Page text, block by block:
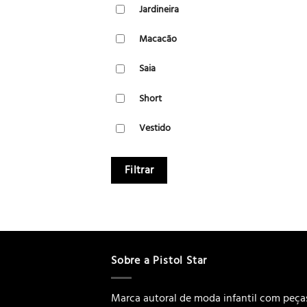
Jardineira
Macacão
Saia
Short
Vestido
Filtrar
Sobre a Pistol Star
Marca autoral de moda infantil com